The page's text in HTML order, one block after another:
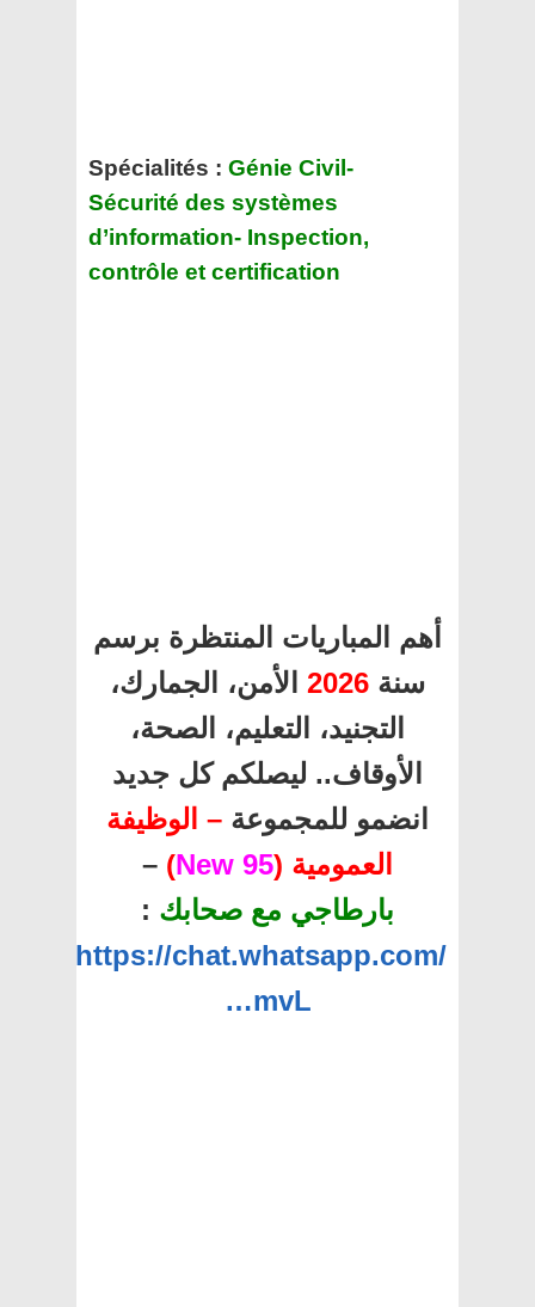
Spécialités : Génie Civil-
Sécurité des systèmes
d’information- Inspection,
contrôle et certification
أهم المباريات المنتظرة برسم
سنة 2026 الأمن، الجمارك،
التجنيد، التعليم، الصحة،
الأوقاف.. ليصلكم كل جديد
انضمو للمجموعة – الوظيفة
العمومية (95 New
)
–
بارطاجي مع صحابك :
https://chat.whatsapp.com/
…mvL